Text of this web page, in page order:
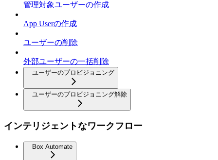
管理対象ユーザーの作成
App Userの作成
ユーザーの削除
外部ユーザーの一括削除
ユーザーのプロビジョニング
ユーザーのプロビジョニング解除
インテリジェントなワークフロー
Box Automate